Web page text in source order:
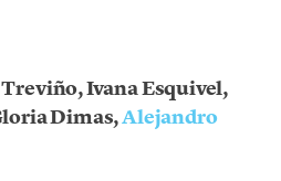
Ivana Esquivel,
Dimas,Alejandro